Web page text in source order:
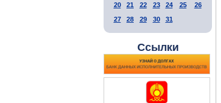
20
21 22 23 24 25
26
27
28 29 30 31
Ссылки